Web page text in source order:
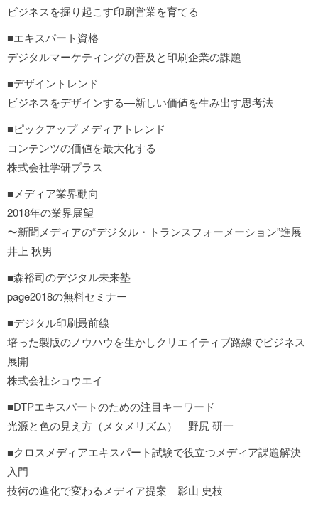
ビジネスを掘り起こす印刷営業を育てる
■エキスパート資格
デジタルマーケティングの普及と印刷企業の課題
■デザイントレンド
ビジネスをデザインする―新しい価値を生み出す思考法
■ピックアップ メディアトレンド
コンテンツの価値を最大化する
株式会社学研プラス
■メディア業界動向
2018年の業界展望
〜新聞メディアの“デジタル・トランスフォーメーション”進展
井上 秋男
■森裕司のデジタル未来塾
page2018の無料セミナー
■デジタル印刷最前線
培った製版のノウハウを生かしクリエイティブ路線でビジネス
展開
株式会社ショウエイ
■DTPエキスパートのための注目キーワード
光源と色の見え方（メタメリズム） 野尻 研一
■クロスメディアエキスパート試験で役立つメディア課題解決
入門
技術の進化で変わるメディア提案 影山 史枝